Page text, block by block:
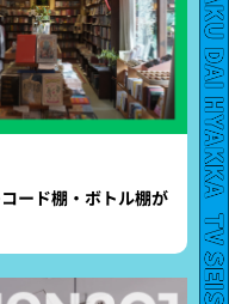
ード棚・ボトル棚が